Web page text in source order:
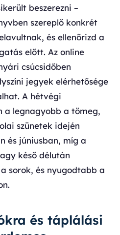
beszerezni –
szereplő konkrét
és ellenőrizd a
előtt. Az online
csúcsidőben
jegyek elérhetősége
A hétvégi
a legnagyobb a tömeg,
szünetek idején
és júniusban, míg a
késő délután
sorok, és nyugodtabb a
és táplálási